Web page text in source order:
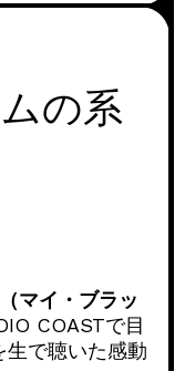
の系
マイ・ブラッ
COASTで目
で聴いた感動